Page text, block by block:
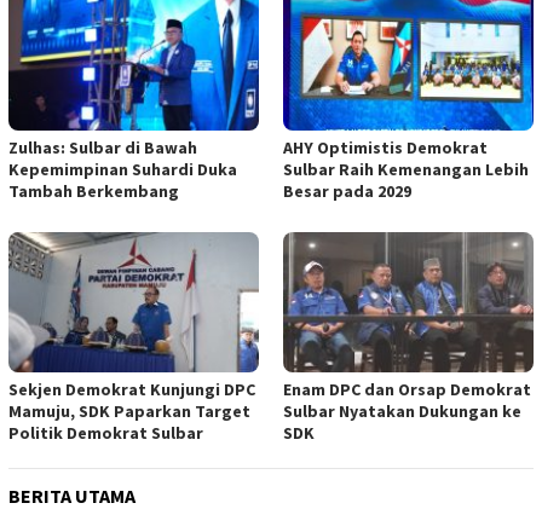
Zulhas: Sulbar di Bawah
Kepemimpinan Suhardi Duka
Tambah Berkembang
AHY Optimistis Demokrat
Sulbar Raih Kemenangan Lebih
Besar pada 2029
Sekjen Demokrat Kunjungi DPC
Mamuju, SDK Paparkan Target
Politik Demokrat Sulbar
Enam DPC dan Orsap Demokrat
Sulbar Nyatakan Dukungan ke
SDK
BERITA UTAMA